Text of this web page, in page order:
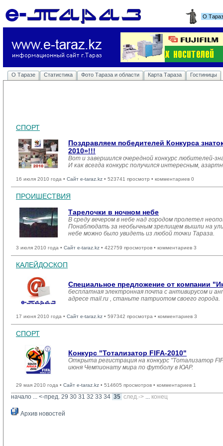
О
О Таразе Статистика Фото Тараза и области Карта Тараза Гостиницы
СПОРТ
Поздравляем победителей Конкурса
2010»!!!
Вот и завершился очередной конкурс любителей-
И как всегда конкурс получился интересным,
16 июля 2010 года • Сайт e-taraz.kz • 523741 просмотр • комментариев 0
ПРОИШЕСТВИЯ
Тарелочки в ночном небе
В среду вечером в небе над городом пролетел
Понаблюдать за необычным зрелищем вышли на
небе можно было увидеть из любой точки Тараза.
3 июля 2010 года • Сайт e-taraz.kz • 422759 просмотров • комментариев 3
КАЛЕЙДОСКОП
Специальное предложение от компании
бесплатная электронная почта с антивирусом и
адресе mail.ru , станьте патриотом своего города.
17 июня 2010 года • Сайт e-taraz.kz • 597342 просмотра • комментариев 3
СПОРТ
Конкурс "Тотализатор FIFA-2010"
Открыта регистрация на конкурс "Тотализатор
июня Чемпионату мира по футболу в ЮАР.
29 мая 2010 года • Сайт e-taraz.kz • 514605 просмотров • комментариев 1
начало ... <-пред. 29 30 31 32 33 34 35 след.-> ... конец
Архив новостей